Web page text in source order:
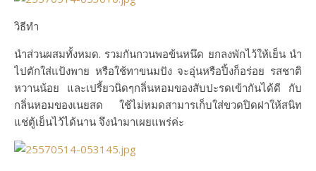
วิธีทำ
นำส่วนผสมทั้งหมด. รวมกันกวนพอข้นหนึด ยกลงพักไว้ให้เย็น นำ
ไปตักใส่แป้งพาย หรือใช้ทาขนมปัง จะอุ่นหรือปิ้งก็อร่อย รสชาติ
หวานน้อย และเปรี้ยวนิดๆกลิ่นหอมของสับปะรดเข้ากันได้ดี กับ
กลิ่นหอมของเนยสด ใช้ไม่หมดสามารเก็บใส่ขวดปิดฝาให้สนิท
แช่ตู้เย็นไว้ได้นาน จึงนำมาเผยแพร่ค่ะ